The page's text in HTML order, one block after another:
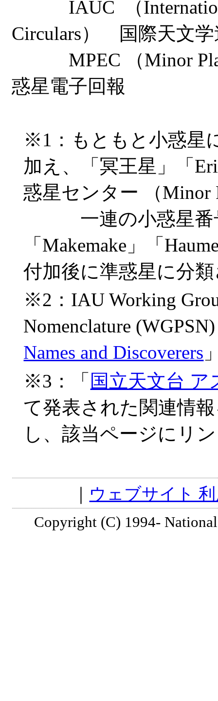
IAUC （
Circulars） 国際天文学
MPEC （Minor
惑星電子回報
※1 ：もともと小惑星
加え、「冥王星」「
惑星センター （Minor
一連の小惑星番
「Makemake」「
付加後に準惑星に分
※2 ：IAU Working
Nomenclature
Names and Discoverers
※3 ：「 国立天文台
て発表された関連情
し、該当ページにリ
ウェブサイト
Copyright (C) 1994-